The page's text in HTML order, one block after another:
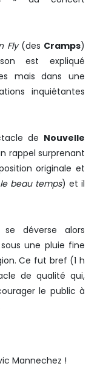
Fly(des Cramps)
est expliqué
mais dans une
inquiétantes
de Nouvelle
rappel surprenant
originale et
beau temps) et il
se déverse alors
une pluie fine
Ce fut bref (1 h
de qualité qui,
le public à
Mannechez !